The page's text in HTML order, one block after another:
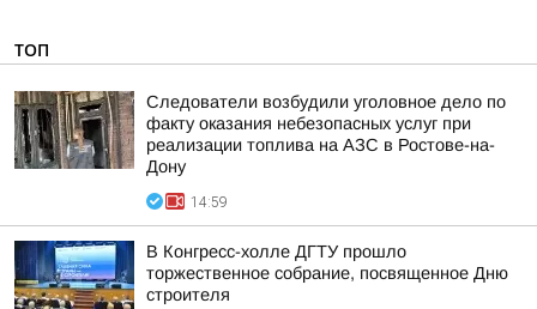
ТОП
Следователи возбудили уголовное дело по
факту оказания небезопасных услуг при
реализации топлива на АЗС в Ростове-на-
Дону
14:59
В Конгресс-холле ДГТУ прошло
торжественное собрание, посвященное Дню
строителя